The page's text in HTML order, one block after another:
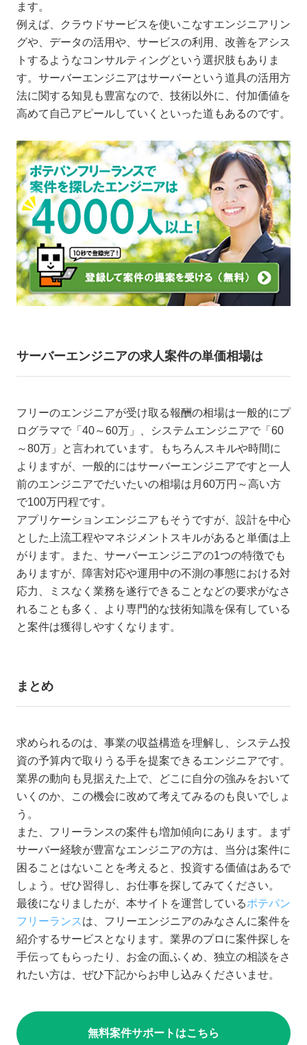
ます。
例えば、クラウドサービスを使いこなすエンジニアリン
グや、データの活用や、サービスの利用、改善をアシス
トするようなコンサルティングという選択肢もありま
す。サーバーエンジニアはサーバーという道具の活用方
法に関する知見も豊富なので、技術以外に、付加価値を
高めて自己アピールしていくといった道もあるのです。
サーバーエンジニアの求人案件の単価相場は
フリーのエンジニアが受け取る報酬の相場は一般的にプ
ログラマで「40～60万」、システムエンジニアで「60
～80万」と言われています。もちろんスキルや時間に
よりますが、一般的にはサーバーエンジニアですと一人
前のエンジニアでだいたいの相場は月60万円～高い方
で100万円程です。
アプリケーションエンジニアもそうですが、設計を中心
とした上流工程やマネジメントスキルがあると単価は上
がります。また、サーバーエンジニアの1つの特徴でも
ありますが、障害対応や運用中の不測の事態における対
応力、ミスなく業務を遂行できることなどの要求がなさ
れることも多く、より専門的な技術知識を保有している
と案件は獲得しやすくなります。
まとめ
求められるのは、事業の収益構造を理解し、システム投
資の予算内で取りうる手を提案できるエンジニアです。
業界の動向も見据えた上で、どこに自分の強みをおいて
いくのか、この機会に改めて考えてみるのも良いでしょ
う。
また、フリーランスの案件も増加傾向にあります。まず
サーバー経験が豊富なエンジニアの方は、当分は案件に
困ることはないことを考えると、投資する価値はあるで
しょう。ぜひ習得し、お仕事を探してみてください。
最後になりましたが、本サイトを運営しているポテパン
フリーランス は、フリーエンジニアのみなさんに案件を
紹介するサービスとなります。業界のプロに案件探しを
手伝ってもらったり、お金の面ふくめ、独立の相談をさ
れたい方は、ぜひ下記からお申し込みくださいませ。
無料案件サポートはこちら